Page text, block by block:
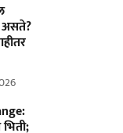
असते?